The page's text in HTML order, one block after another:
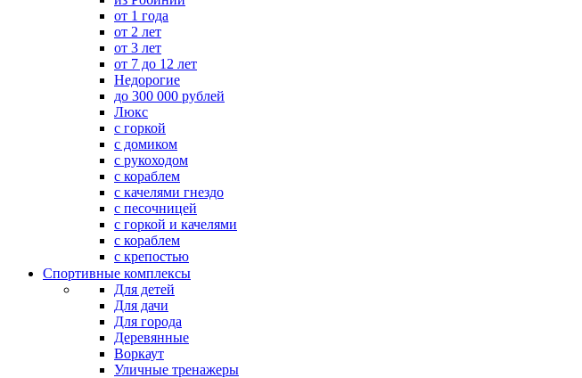
от 1 года
от 2 лет
от 3 лет
от 7 до 12 лет
Недорогие
до 300 000 рублей
Люкс
с горкой
с домиком
с рукоходом
с кораблем
с качелями гнездо
с песочницей
с горкой и качелями
с кораблем
с крепостью
Спортивные комплексы
Для детей
Для дачи
Для города
Деревянные
Воркаут
Уличные тренажеры